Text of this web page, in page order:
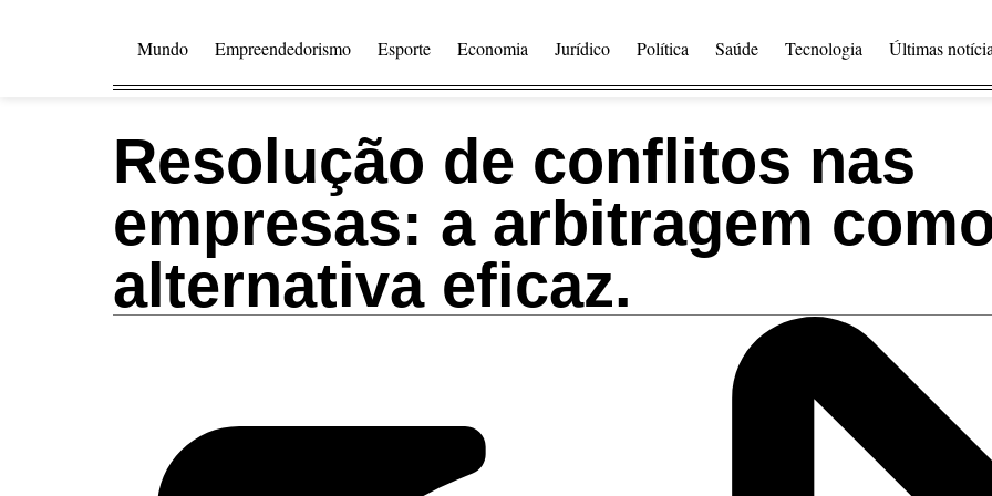
Mundo Empreendedorismo Esporte Economia Jurídico Política Saúde Tecnologia Últimas
Resolução de conflitos nas
empresas: a arbitragem
alternativa eficaz.